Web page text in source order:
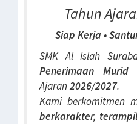
Tahun
Siap Kerja •
SMK Al Islah
Penerimaan Murid
Ajaran2026/2027.
Kami berkomitmen
berkarakter,